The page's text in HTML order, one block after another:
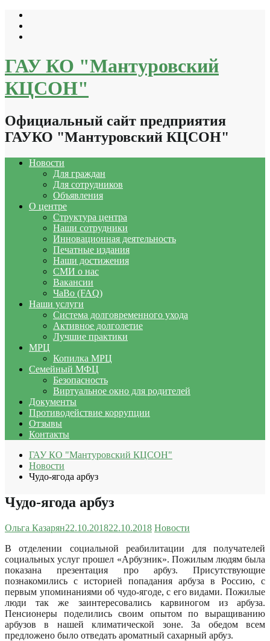
Перейти
содержимому
ГАУ КО "Мантуровский
КЦСОН"
Официальный сайт предприятия
ГАУКО "Мантуровский КЦСОН"
Новости
Для граждан
Для сотрудников
Объявления
О центре
Структура центра
Наши сотрудники
Инновационная деятельность
Печатные издания
Наши достижения
СМИ о нас
Вакансии
ЧаВо (FAQ)
Наши услуги
Система долговременного ухода
Активное долголетие
Лучшие практики
МРЦ
Копилка МРЦ
Семейный МФЦ
Безопасность
Виртуальное окно для родителей
Документы
Противодействие коррупции
Отзывы
Контакты
ГАУ КО "Мантуровский КЦСОН"
Новости
Чудо-ягода арбуз
Чудо-ягода арбуз
Ольга Казарян22.10.201822.10.2018 Новости
В отделении социальной реабилитации для получателей
социальных услуг прошел «Арбузник». Пожилым людям была
показана презентация про арбуз. Присутствующие
познакомились с историей попадания арбуза в Россию, с
первым упоминаниями об чудо-ягоде, с его видами. Пожилые
люди так же заинтересовались карвиногом из арбуза.
Пенсионеры поделились своим опытом по выращиванию
арбузов в нашей климатической зоне. За обедом всем
предложено было отведать ароматный сахарный арбуз.